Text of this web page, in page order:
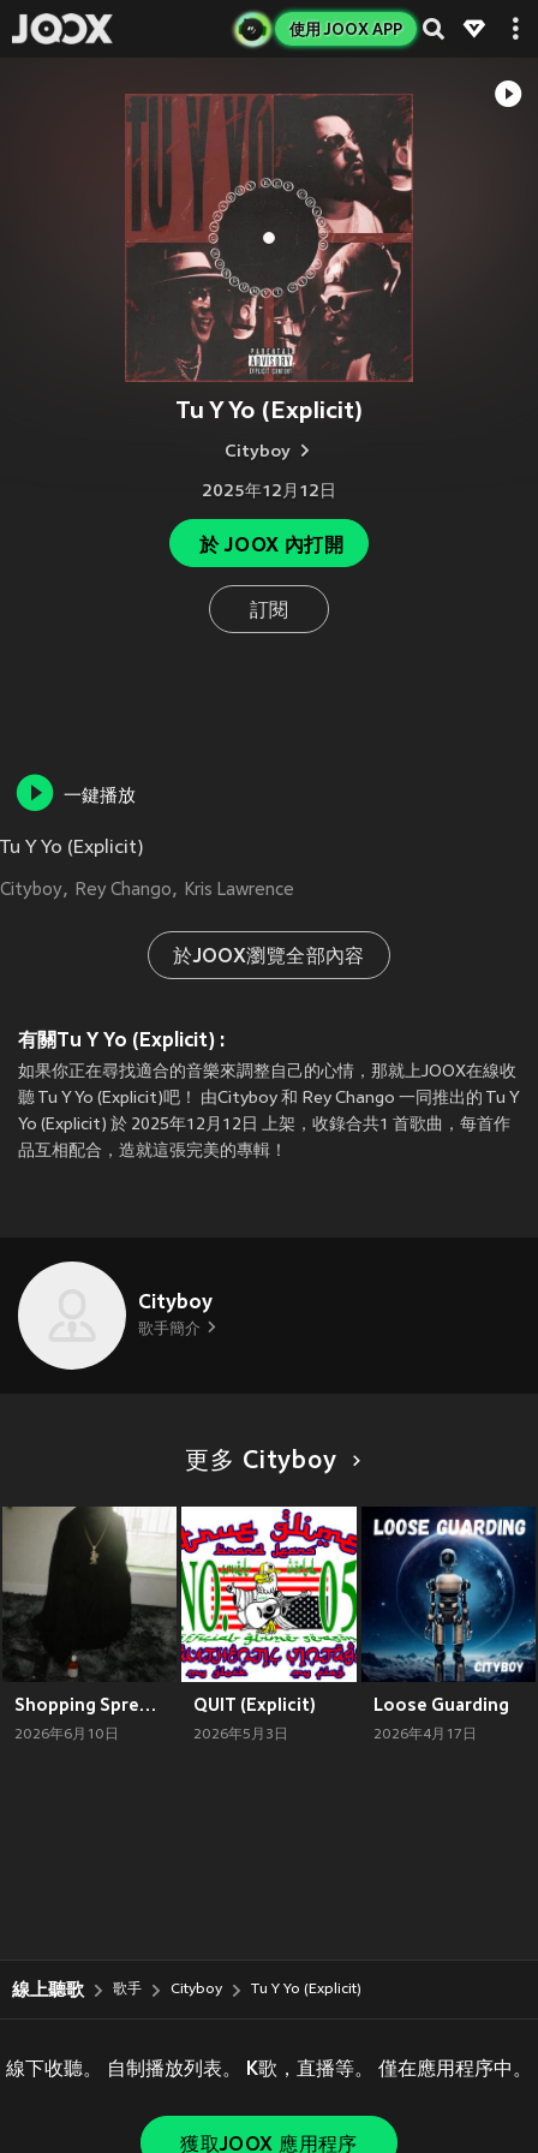
使用 JOOX APP
Tu Y Yo (Explicit)
Cityboy
2025年12月12日
於 JOOX 內打開
訂閱
一鍵播放
Tu Y Yo (Explicit)
Cityboy Rey Chango Kris Lawrence
於JOOX瀏覽全部內容
有關Tu Y Yo (Explicit) :
如果你正在尋找適合的音樂來調整自己的心情，那就上JOOX在線收
聽 Tu Y Yo (Explicit)吧！ 由Cityboy 和 Rey Chango 一同推出的 Tu Y
Yo (Explicit) 於 2025年12月12日 上架，收錄合共1 首歌曲，每首作
品互相配合，造就這張完美的專輯！
Cityboy
歌手簡介
更多 Cityboy
Shopping Spree (Explicit)
2026年6月10日
QUIT (Explicit)
2026年5月3日
Loose Guarding
2026年4月17日
線上聽歌 歌手 Cityboy Tu Y Yo (Explicit)
線下收聽。 自制播放列表。 K歌，直播等。 僅在應用程序中。
獲取JOOX 應用程序